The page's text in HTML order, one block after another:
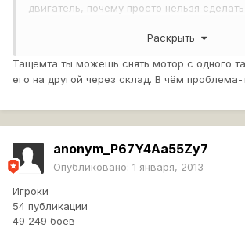
двигатель, почему просто нельзя
покупку другого совершенно не нужного
Раскрыть
Тащемта ты можешь снять мотор с одного
его на другой через склад. В чём проблема-
anonym_P67Y4Aa55Zy7
Опубликовано: 1 января, 2013
Игроки
54 публикации
49 249 боёв